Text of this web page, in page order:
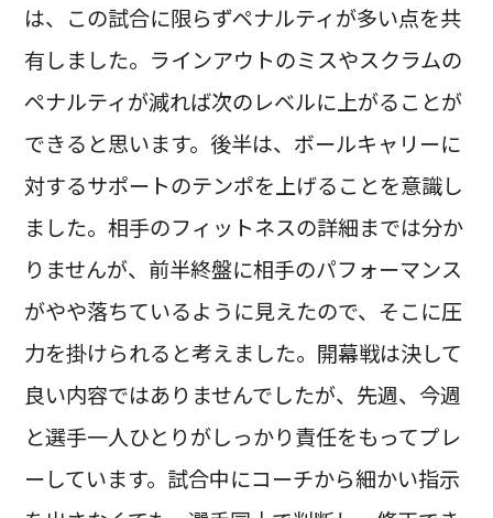
は、この試合に限らずペナルティが多い点を共
有しました。ラインアウトのミスやスクラムの
ペナルティが減れば次のレベルに上がることが
できると思います。後半は、ボールキャリーに
対するサポートのテンポを上げることを意識し
ました。相手のフィットネスの詳細までは分か
りませんが、前半終盤に相手のパフォーマンス
がやや落ちているように見えたので、そこに圧
力を掛けられると考えました。開幕戦は決して
良い内容ではありませんでしたが、先週、今週
と選手一人ひとりがしっかり責任をもってプレ
ーしています。試合中にコーチから細かい指示